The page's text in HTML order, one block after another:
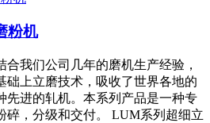
粉机
合我们公司几年的磨机生产经验，
础上立磨技术，吸收了世界各地的
先进的轧机。本系列产品是一种专
碎，分级和交付。 LUM系列超细立